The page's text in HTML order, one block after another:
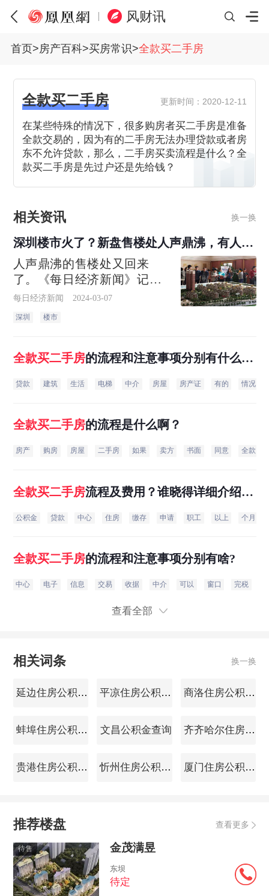
风财讯
首页>房产百科>买房常识>全款买二手房
全款买二手房 更新时间：2020-12-11
在某些特殊的情况下，很多购房者买二手房是准备
全款交易的，因为有的二手房无法办理贷款或者房
东不允许贷款，那么，二手房买卖流程是什么？全
款买二手房是先过户还是先给钱？
相关资讯 换一换
深圳楼市火了？新盘售楼处人声鼎沸，有人
600多万全款买二手房
人声鼎沸的售楼处又回来
了。《每日经济新闻》记者
获得的最新市场消息显示，
深圳中洲湾迎海上周末开放
期样板间，首开当日来访超
每日经济新闻 2024-03-07
深圳 楼市
全款买二手房的流程和注意事项分别有什么
贷款 建筑 生活 电梯 中介 房屋 房产证 有的 情况
全款买二手房的流程是什么啊？
房产 购房 房屋 二手房 如果 卖方 书面 同意 全款
全款买二手房流程及费用？谁晓得详细介绍下
公积金 贷款 中心 住房 缴存 申请 职工 以上 个月
全款买二手房的流程和注意事项分别有啥?
中心 电子 信息 交易 收据 中介 可以 窗口 完税
查看全部
相关词条 换一换
延边住房公积金查询 平凉住房公积金查询 商洛住房公积金查询
蚌埠住房公积金查询 文昌公积金查询 齐齐哈尔住房公积金查询
贵港住房公积金查询 忻州住房公积金查询 厦门住房公积金查询
推荐楼盘 查看更多
待售 金茂满昱
东坝
待定